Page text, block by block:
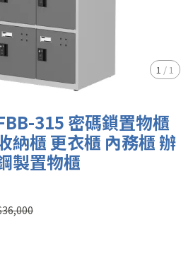
1 / 1
315 密碼鎖置物櫃
納櫃 更衣櫃 內務櫃 辦
製置物櫃